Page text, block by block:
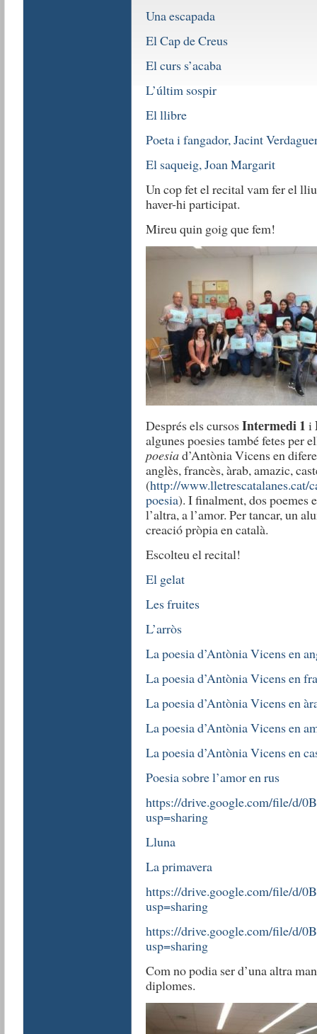
Una escapada
El Cap de Creus
El curs s’acaba
L’últim sospir
El llibre
Poeta i fangador, Jacint
El saqueig, Joan Margarit
Un cop fet el recital vam fer el
haver-hi participat.
Mireu quin goig que fem!
Després els cursosIntermedi 1 i
algunes poesies també fetes per
poesiad’Antònia Vicens en
anglès, francès, àrab, amazic,
(http://www.lletrescatalanes.cat/
poesia). I finalment, dos poemes
l’altra, a l’amor. Per tancar, un
creació pròpia en català.
Escolteu el recital!
El gelat
Les fruites
L’arròs
La poesia d’Antònia Vicens en
La poesia d’Antònia Vicens en
La poesia d’Antònia Vicens en
La poesia d’Antònia Vicens en
La poesia d’Antònia Vicens en
Poesia sobre l’amor en rus
https://drive.google.com/file/d/
usp=sharing
Lluna
La primavera
https://drive.google.com/file/d/
usp=sharing
https://drive.google.com/file/d/
usp=sharing
Com no podia ser d’una altra
diplomes.